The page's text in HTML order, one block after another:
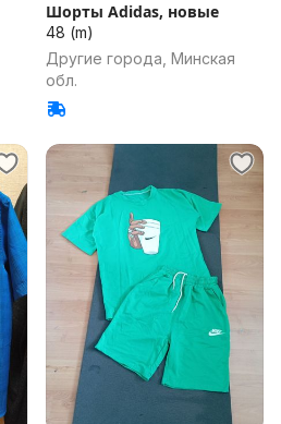
Шорты Adidas, новые
48 (m)
Другие города, Минская
обл.